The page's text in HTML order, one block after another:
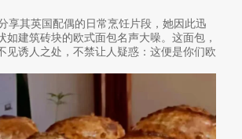
享其英国配偶的日常烹饪片段，她因此迅
建筑砖块的欧式面包名声大噪。这面包，
见诱人之处，不禁让人疑惑：这便是你们欧